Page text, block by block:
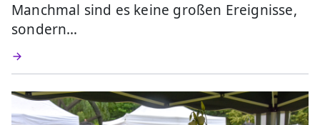
Manchmal sind es keine großen Ereignisse,
sondern…